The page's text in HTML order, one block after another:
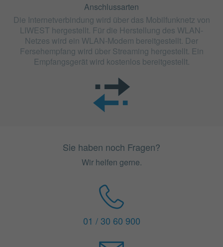
Anschlussarten
Die Internetverbindung wird über das Mobilfunknetz von
LIWEST hergestellt. Für die Herstellung des WLAN-
Netzes wird ein WLAN-Modem bereitgestellt. Der
Fersehempfang wird über Streaming hergestellt. Ein
Empfangsgerät wird kostenlos bereitgestellt.
Sie haben noch Fragen?
Wir helfen gerne.
01 / 30 60 900